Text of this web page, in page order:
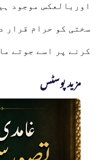
مزید پوسٹس
اوربالعکس موجود
سختی کو حرام قرار
کرنے پر اسے جوتے